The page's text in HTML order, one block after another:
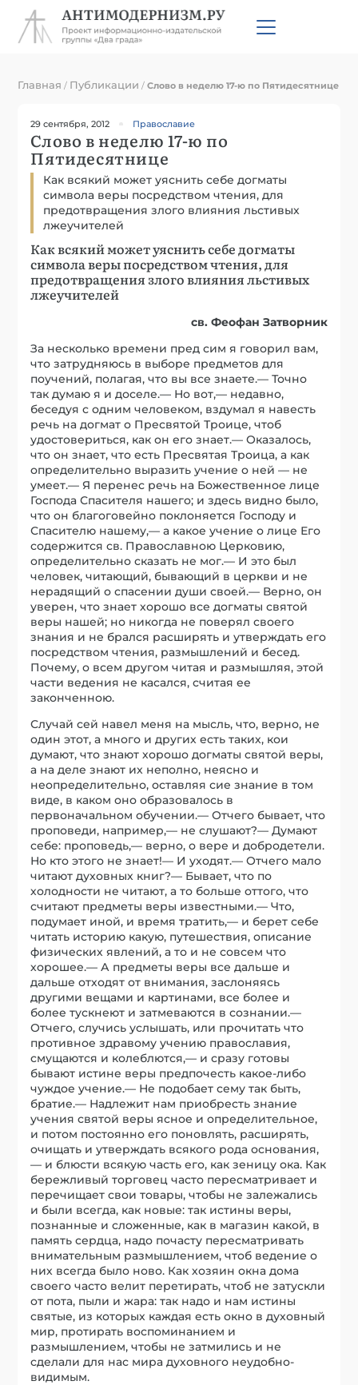
Главная / Публикации /Слово в неделю 17-ю по Пятидесятнице
29 сентября, 2012 Православие
Слово в неделю 17-ю по
Пятидесятнице
Как всякий может уяснить себе догматы
символа веры посредством чтения, для
предотвращения злого влияния льстивых
лжеучителей
Как всякий может уяснить себе догматы
символа веры посредством чтения, для
предотвращения злого влияния льстивых
лжеучителей
св. Феофан Затворник
За несколько времени пред сим я говорил вам,
что затрудняюсь в выборе предметов для
поучений, полагая, что вы все знаете.— Точно
так думаю я и доселе.— Но вот,— недавно,
беседуя с одним человеком, вздумал я навесть
речь на догмат о Пресвятой Троице, чтоб
удостовериться, как он его знает.— Оказалось,
что он знает, что есть Пресвятая Троица, а как
определительно выразить учение о ней — не
умеет.— Я перенес речь на Божественное лице
Господа Спасителя нашего; и здесь видно было,
что он благоговейно поклоняется Господу и
Спасителю нашему,— а какое учение о лице Его
содержится св. Православною Церковию,
определительно сказать не мог.— И это был
человек, читающий, бывающий в церкви и не
нерадящий о спасении души своей.— Верно, он
уверен, что знает хорошо все догматы святой
веры нашей; но никогда не поверял своего
знания и не брался расширять и утверждать его
посредством чтения, размышлений и бесед.
Почему, о всем другом читая и размышляя, этой
части ведения не касался, считая ее
законченною.
Случай сей навел меня на мысль, что, верно, не
один этот, а много и других есть таких, кои
думают, что знают хорошо догматы святой веры,
а на деле знают их неполно, неясно и
неопределительно, оставляя сие знание в том
виде, в каком оно образовалось в
первоначальном обучении.— Отчего бывает, что
проповеди, например,— не слушают?— Думают
себе: проповедь,— верно, о вере и добродетели.
Но кто этого не знает!— И уходят.— Отчего мало
читают духовных книг?— Бывает, что по
холодности не читают, а то больше оттого, что
считают предметы веры известными.— Что,
подумает иной, и время тратить,— и берет себе
читать историю какую, путешествия, описание
физических явлений, а то и не совсем что
хорошее.— А предметы веры все дальше и
дальше отходят от внимания, заслоняясь
другими вещами и картинами, все более и
более тускнеют и затмеваются в сознании.—
Отчего, случись услышать, или прочитать что
противное здравому учению православия,
смущаются и колеблются,— и сразу готовы
бывают истине веры предпочесть какое-либо
чуждое учение.— Не подобает сему так быть,
братие.— Надлежит нам приобресть знание
учения святой веры ясное и определительное,
и потом постоянно его поновлять, расширять,
очищать и утверждать всякого рода основания,
— и блюсти всякую часть его, как зеницу ока. Как
бережливый торговец часто пересматривает и
перечищает свои товары, чтобы не залежались
и были всегда, как новые: так истины веры,
познанные и сложенные, как в магазин какой, в
память сердца, надо почасту пересматривать
внимательным размышлением, чтоб ведение о
них всегда было ново. Как хозяин окна дома
своего часто велит перетирать, чтоб не затускли
от пота, пыли и жара: так надо и нам истины
святые, из которых каждая есть окно в духовный
мир, протирать воспоминанием и
размышлением, чтобы не затмились и не
сделали для нас мира духовного неудобно-
видимым.